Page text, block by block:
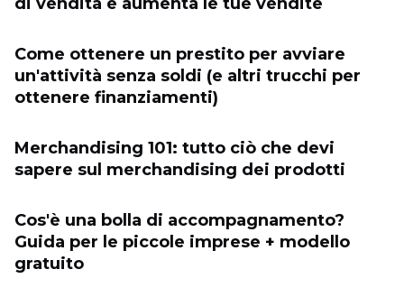
Come ottenere un prestito per avviare
un'attività senza soldi (e altri trucchi per
ottenere finanziamenti)
Merchandising 101: tutto ciò che devi
sapere sul merchandising dei prodotti
Cos'è una bolla di accompagnamento?
Guida per le piccole imprese + modello
gratuito